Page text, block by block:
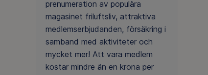
prenumeration av populära
magasinet friluftsliv, attraktiva
medlemserbjudanden, försäkring i
samband med aktiviteter och
mycket mer! Att vara medlem
kostar mindre än en krona per